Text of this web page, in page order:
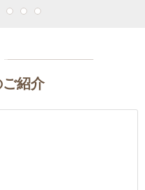
紹介